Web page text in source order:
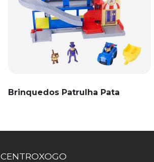
Brinquedos Patrulha Pata
CENTROXOGO